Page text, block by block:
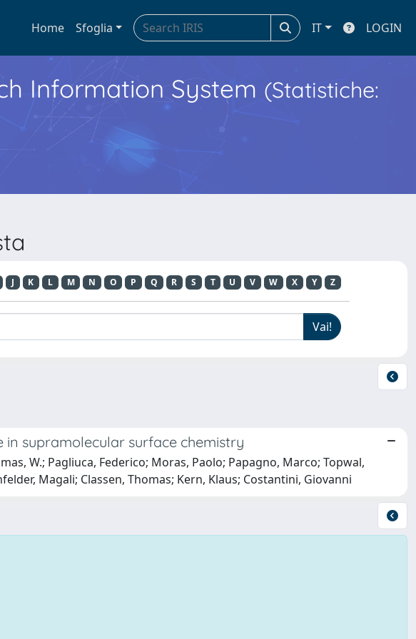
Home Sfoglia IT LOGIN
Information System (Statistiche:
J K L M N O P Q R S T U V W X Y Z
supramolecular surface chemistry
W.; Pagliuca, Federico; Moras, Paolo; Papagno, Marco; Topwal,
Magali; Classen, Thomas; Kern, Klaus; Costantini, Giovanni